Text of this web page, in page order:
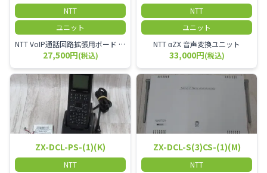
NTT
ユニット
NTT VoIP通話回路拡張用ボード ZXSM－IP内線ボード－「1」
27,500円(税込)
NTT
ユニット
NTT αZX 音声変換ユニット
33,000円(税込)
ZX-DCL-PS-(1)(K)
NTT
ZX-DCL-S(3)CS-(1)(M)
NTT